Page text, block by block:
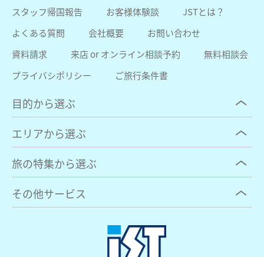
スタッフ帰国報告
お客様体験談
JSTとは？
よくある質問
会社概要
お問い合わせ
資料請求
来店 or オンライン相談予約
無料相談会
プライバシポリシー
ご旅行条件書
目的から選ぶ
エリアから選ぶ
旅の特集から選ぶ
その他サービス